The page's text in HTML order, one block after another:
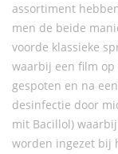
assortiment
men de beide
voorde klassieke
waarbij een film
gespoten en na
desinfectie door
mit Bacillol)
worden ingezet bij